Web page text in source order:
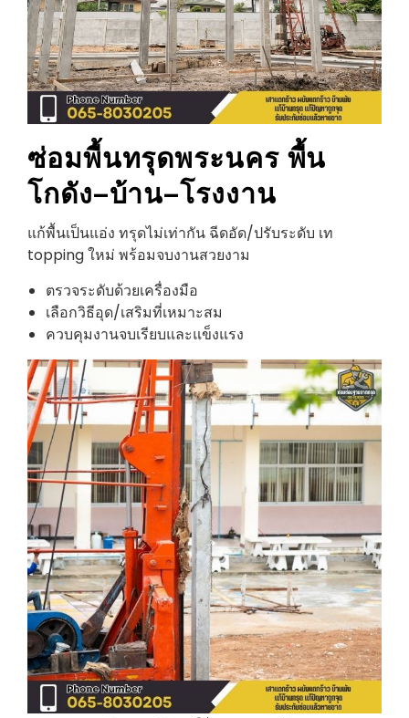
ซ่อมพื้นทรุดพระนครพื้น
โกดัง–บ้าน–โรงงาน
แก้พื้นเป็นแอ่ง ทรุดไม่เท่ากัน ฉีดอัด/ปรับระดับ เท
topping ใหม่ พร้อมจบงานสวยงาม
ตรวจระดับด้วยเครื่องมือ
เลือกวิธีอุด/เสริมที่เหมาะสม
ควบคุมงานจบเรียบและแข็งแรง